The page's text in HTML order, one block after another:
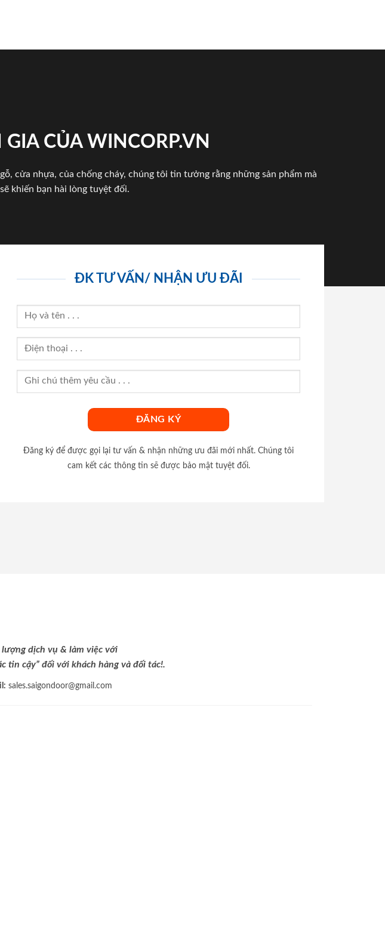
CỦA WINCORP.VN
cửa nhựa, của chống cháy, chúng tôi tin tưởng rằng những sản phẩm mà
khiến bạn hài lòng tuyệt đối.
ĐK TƯ VẤN/ NHẬN ƯU ĐÃI
Đăng ký để được gọi lại tư vấn & nhận những ưu đãi mới nhất. Chúng tôi
cam kết các thông tin sẽ được bảo mật tuyệt đối.
dịch vụ & làm việc với
tin cậy” đối với khách hàng và đối tác!.
: sales.saigondoor@gmail.com